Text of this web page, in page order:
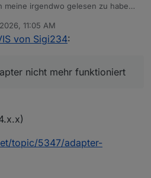
meine irgendwo gelesen zu haben,
der dahinterliegende
zur Verfügung steht. Leider
die mit copy&Paste + Anpassungen
11:05 AM
von Sigi234:
nicht mehr funktioniert
topic/5347/adapter-